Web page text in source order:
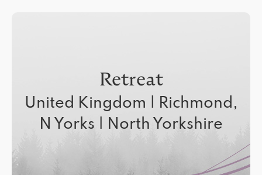
Retreat
United Kingdom | Richmond,
N Yorks | North Yorkshire